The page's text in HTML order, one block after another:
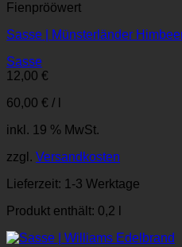
Fienprööwert
Sasse | Münsterländer
Sasse
12,00 €
60,00 € /
inkl. 19 % MwSt.
zzgl. Versandkosten
Lieferzeit: 1-3 Werktage
Produkt enthält: 0,2